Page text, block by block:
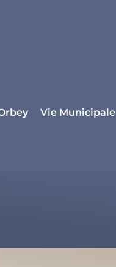
Vie Municipale